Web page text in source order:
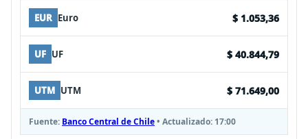
EUR Euro $ 1.053,36
UF UF $ 40.844,79
UTM UTM $ 71.649,00
Fuente: Banco Central de Chile• Actualizado: 17:00